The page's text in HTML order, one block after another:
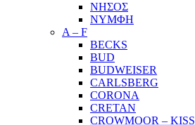
ΝΗΣΟΣ
ΝΥΜΦΗ
A – F
BECKS
BUD
BUDWEISER
CARLSBERG
CORONA
CRETAN
CROWMOOR – KISS